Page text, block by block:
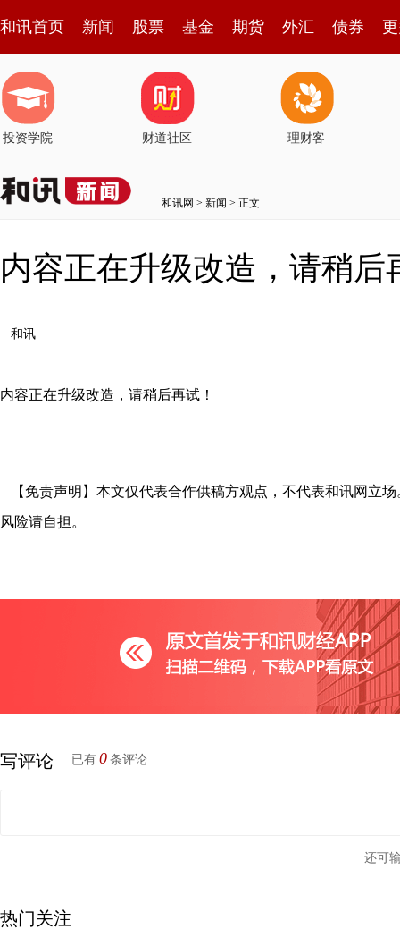
和讯首页 新闻 股票 基金 期货 外汇 债券
投资学院 财道社区 理财客
和讯网 > 新闻 > 正文
内容正在升级改造，请稍后
和讯
内容正在升级改造，请稍后再试！
【免责声明】本文仅代表合作供稿方观点，不代表和讯网立
风险请自担。
写评论 已有 0 条评论
还可
热门关注